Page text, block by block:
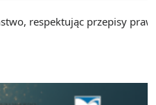
przepisy prawa i